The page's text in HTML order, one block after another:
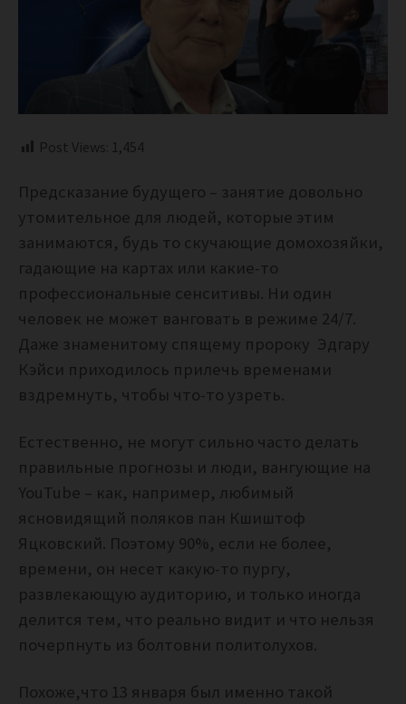
Post Views: 1,454
Предсказание будущего – занятие довольно
утомительное для людей, которые этим
занимаются, будь то скучающие домохозяйки,
гадающие на картах или какие-то
профессиональные сенситивы. Ни один
человек не может ванговать в режиме 24/7.
Даже знаменитому спящему пророку Эдгару
Кэйси приходилось прилечь временами
вздремнуть, чтобы что-то узреть.
Естественно, не могут сильно часто делать
правильные прогнозы и люди, вангующие на
YouTubе – как, например, любимый
ясновидящий поляков пан Кшиштоф
Яцковский. Поэтому 90%, если не более,
времени, он несет какую-то пургу,
развлекающую аудиторию, и только иногда
делится тем, что реально видит и что нельзя
почерпнуть из болтовни политолухов.
Похоже,что 13 января был именно такой